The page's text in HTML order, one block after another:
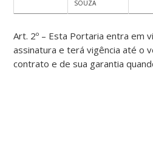
SOUZA
Art. 2º – Esta Portaria entra em
assinatura e terá vigência até o
contrato e de sua garantia